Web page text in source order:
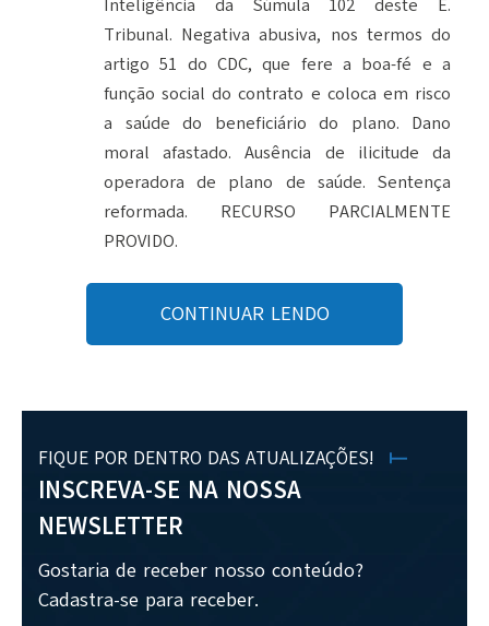
Inteligência da Súmula 102 deste E.
Tribunal. Negativa abusiva, nos termos do
artigo 51 do CDC, que fere a boa-fé e a
função social do contrato e coloca em risco
a saúde do beneficiário do plano. Dano
moral afastado. Ausência de ilicitude da
operadora de plano de saúde. Sentença
reformada. RECURSO PARCIALMENTE
PROVIDO.
CONTINUAR LENDO
FIQUE POR DENTRO DAS ATUALIZAÇÕES!
INSCREVA-SE NA NOSSA
NEWSLETTER
Gostaria de receber nosso conteúdo?
Cadastra-se para receber.